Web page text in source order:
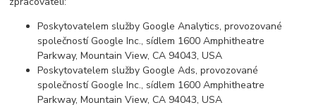
Poskytovatelem služby Google Analytics, provozované
společností Google Inc., sídlem 1600 Amphitheatre
Parkway, Mountain View, CA 94043, USA
Poskytovatelem služby Google Ads, provozované
společností Google Inc., sídlem 1600 Amphitheatre
Parkway, Mountain View, CA 94043, USA